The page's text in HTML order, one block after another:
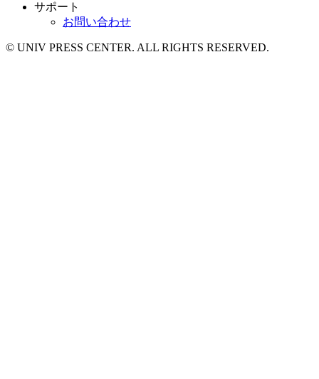
サポート
お問い合わせ
© UNIV PRESS CENTER. ALL RIGHTS RESERVED.